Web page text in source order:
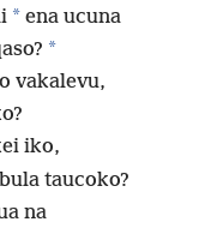
* ena ucuna
*
vakalevu,
iko,
taucoko?
na